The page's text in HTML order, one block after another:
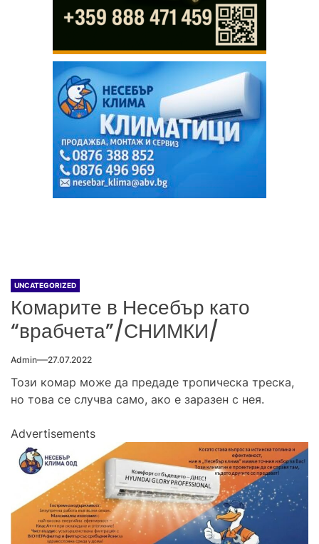
UNCATEGORIZED
Комарите в Несебър като
“врабчета”/СНИМКИ/
Admin 27.07.2022
Този комар може да предаде тропическа треска,
но това се случва само, ако е заразен с нея.
Advertisements